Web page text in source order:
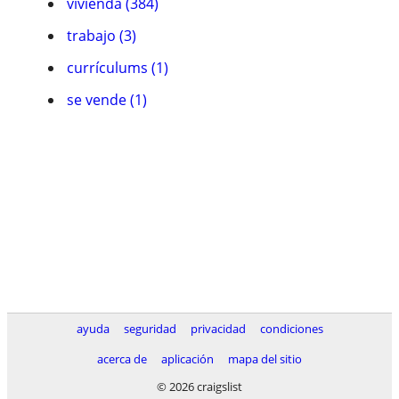
trabajo (3)
currículums (1)
se vende (1)
ayuda seguridad privacidad
condiciones
acerca de
aplicación
mapa del sitio
© 2026 craigslist